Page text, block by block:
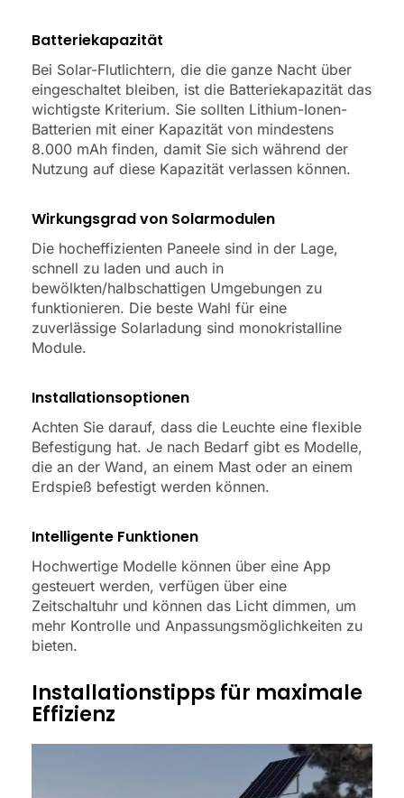
Batteriekapazität
Bei Solar-Flutlichtern, die die ganze Nacht über
eingeschaltet bleiben, ist die Batteriekapazität das
wichtigste Kriterium. Sie sollten Lithium-Ionen-
Batterien mit einer Kapazität von mindestens
8.000 mAh finden, damit Sie sich während der
Nutzung auf diese Kapazität verlassen können.
Wirkungsgrad von Solarmodulen
Die hocheffizienten Paneele sind in der Lage,
schnell zu laden und auch in
bewölkten/halbschattigen Umgebungen zu
funktionieren. Die beste Wahl für eine
zuverlässige Solarladung sind monokristalline
Module.
Installationsoptionen
Achten Sie darauf, dass die Leuchte eine flexible
Befestigung hat. Je nach Bedarf gibt es Modelle,
die an der Wand, an einem Mast oder an einem
Erdspieß befestigt werden können.
Intelligente Funktionen
Hochwertige Modelle können über eine App
gesteuert werden, verfügen über eine
Zeitschaltuhr und können das Licht dimmen, um
mehr Kontrolle und Anpassungsmöglichkeiten zu
bieten.
Installationstipps für maximale
Effizienz